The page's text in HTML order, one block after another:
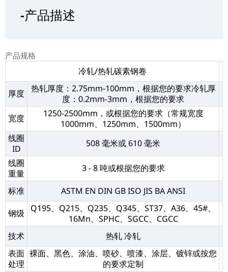
-产品描述
产品规格
冷轧/热轧碳素钢卷
厚度 热轧厚度：2.75mm-100mm，根据您的要求冷轧厚
度：0.2mm-3mm，根据您的要求
宽度
1250-2500mm，或根据您的要求（常规宽度
1000mm、1250mm、1500mm）
线圈
ID
508 毫米或 610 毫米
线圈
重量
3 - 8 吨或根据您的要求
标准
ASTM EN DIN GB ISO JIS BA ANSI
钢级
Q195、Q215、Q235、Q345、ST37、A36、45#、
16Mn、SPHC、SGCC、CGCC
技术
热轧 冷轧
表面
处理
裸面、黑色、涂油、喷砂、喷漆、涂层、镀锌或按您
的要求定制
—产品展示
-厂房
-产品包装